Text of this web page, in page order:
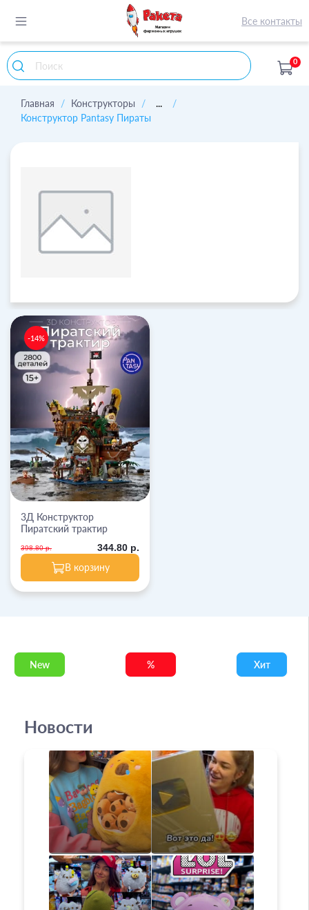
Все контакты
0
Главная Конструкторы
...
Конструктор Pantasy Пираты
-14%
3Д Конструктор
Пиратский трактир
398.80 р. 344.80 р.
В корзину
New % Хит
Новости